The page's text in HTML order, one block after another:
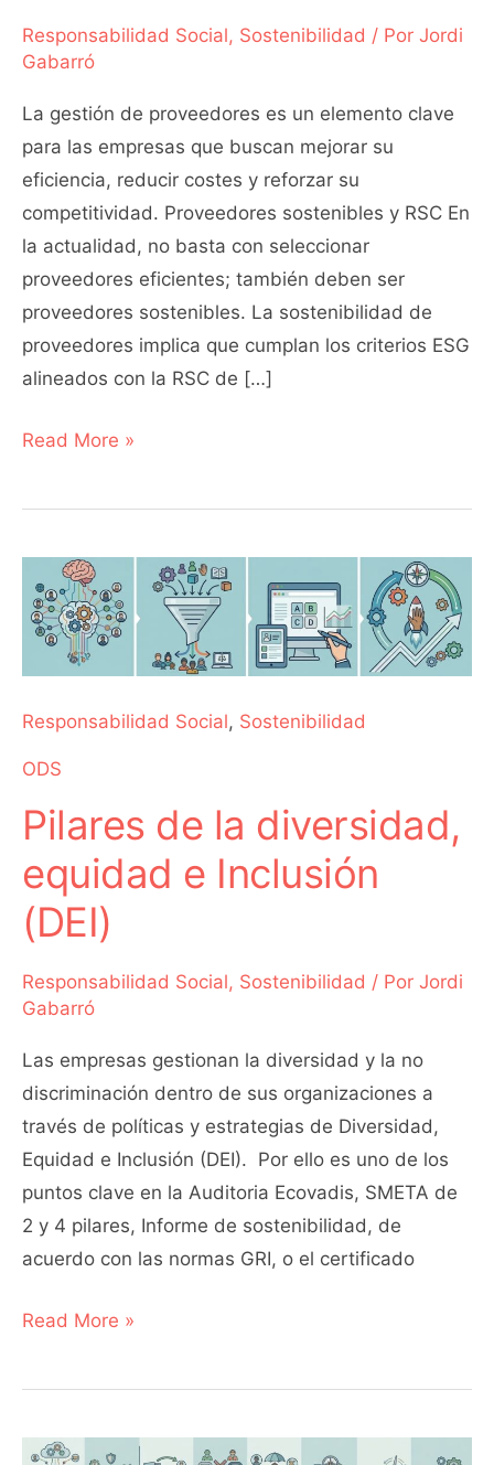
Responsabilidad Social, Sostenibilidad / Por Jordi
Gabarró
La gestión de proveedores es un elemento clave
para las empresas que buscan mejorar su
eficiencia, reducir costes y reforzar su
competitividad. Proveedores sostenibles y RSC En
la actualidad, no basta con seleccionar
proveedores eficientes; también deben ser
proveedores sostenibles. La sostenibilidad de
proveedores implica que cumplan los criterios ESG
alineados con la RSC de […]
Read More »
Responsabilidad Social, Sostenibilidad
ODS
Pilares de la diversidad,
equidad e Inclusión
(DEI)
Responsabilidad Social, Sostenibilidad / Por Jordi
Gabarró
Las empresas gestionan la diversidad y la no
discriminación dentro de sus organizaciones a
través de políticas y estrategias de Diversidad,
Equidad e Inclusión (DEI). Por ello es uno de los
puntos clave en la Auditoria Ecovadis, SMETA de
2 y 4 pilares, Informe de sostenibilidad, de
acuerdo con las normas GRI, o el certificado
Pilares
de
la
diversidad,
Inclusión
(DEI)
Read More »
Los